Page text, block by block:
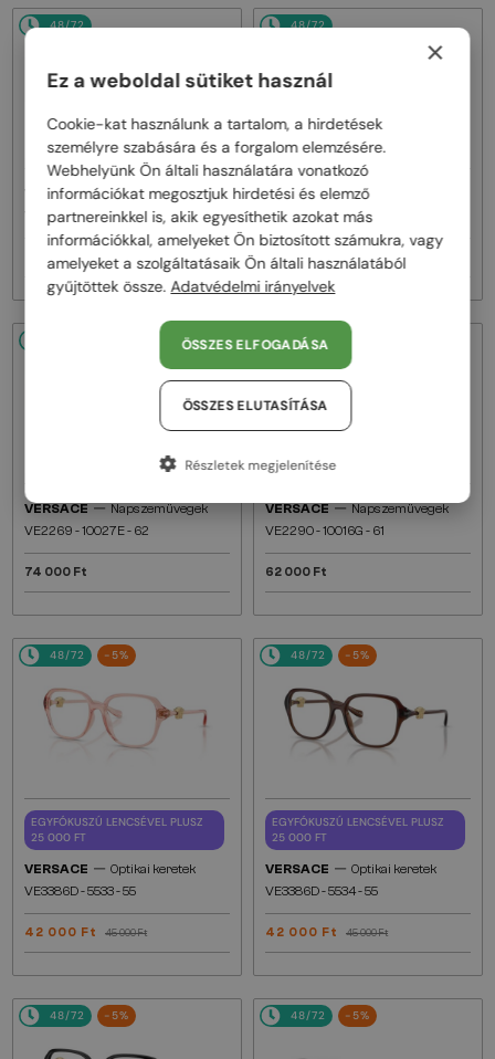
48/72
VERSACE—Napszemüvegek
VE2269 - 143387 - 62
74 000 Ft
48/72
VERSACE—Napszemüvegek
VE2298 - 100180 - 58
73 000 Ft
VERSACE—Napszemüvegek
VE2269 - 10027E - 62
74 000 Ft
48/72
VERSACE—Napszemüvegek
VE2290 - 10016G - 61
62 000 Ft
48/72 -5%
EGYFÓKUSZÚ LENCSÉVEL PLUSZ
25 000 FT
VERSACE — Optikai keretek
VE3386D - 5533 - 55
42 000 Ft 45 000 Ft
48/72 -5%
EGYFÓKUSZÚ LENCSÉVEL PLUSZ
25 000 FT
VERSACE — Optikai keretek
VE3386D - 5534 - 55
42 000 Ft 45 000 Ft
48/72 -5% 48/72 -5%
×
Ez a weboldal sütiket használ
Cookie-kat használunk a tartalom, a hirdetések
személyre szabására és a forgalom elemzésére.
Webhelyünk Ön általi használatára vonatkozó
információkat megosztjuk hirdetési és elemző
partnereinkkel is, akik egyesíthetik azokat más
információkkal, amelyeket Ön biztosított számukra, vagy
amelyeket a szolgáltatásaik Ön általi használatából
gyűjtöttek össze.Adatvédelmi irányelvek
ÖSSZES ELFOGADÁSA
ÖSSZES ELUTASÍTÁSA
Részletek megjelenítése